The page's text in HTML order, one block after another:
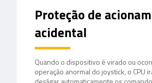
Proteção de
acidental
Quando o dispositivo é virado ou
operação anormal do joystick, o CPU